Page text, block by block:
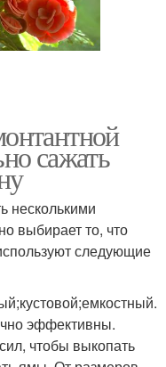
сажать
несколькими
выбирает то, что
следующие
эффективны.
чтобы выкопать